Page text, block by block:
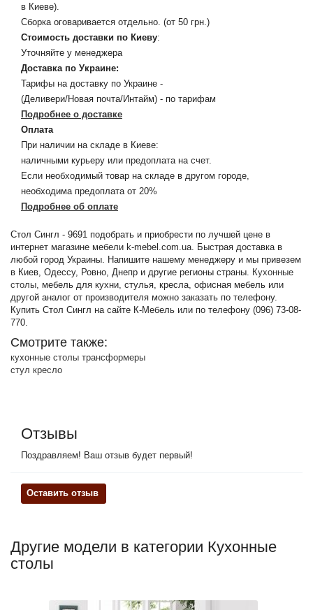
в Киеве).
Сборка оговаривается отдельно. (от 50 грн.)
Стоимость доставки по Киеву:
Уточняйте у менеджера
Доставка по Украине:
Тарифы на доставку по Украине -
(Деливери/Новая почта/Интайм) - по тарифам
Подробнее о доставке
Оплата
При наличии на складе в Киеве:
наличными курьеру или предоплата на счет.
Если необходимый товар на складе в другом городе,
необходима предоплата от 20%
Подробнее об оплате
Стол Сингл - 9691 подобрать и приобрести по лучшей цене в
интернет магазине мебели k-mebel.com.ua. Быстрая доставка в
любой город Украины. Напишите нашему менеджеру и мы привезем
в Киев, Одессу, Ровно, Днепр и другие регионы страны. Кухонные
столы, мебель для кухни, стулья, кресла, офисная мебель или
другой аналог от производителя можно заказать по телефону.
Купить Стол Сингл на сайте К-Мебель или по телефону (096) 73-08-
770.
Смотрите также:
кухонные столы трансформеры
стул кресло
Отзывы
Поздравляем! Ваш отзыв будет первый!
Оставить отзыв
Другие модели в категории Кухонные
столы